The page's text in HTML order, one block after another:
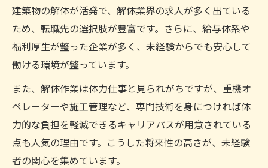
施工管理や重機オペレーターへの成長例
解体業で資格取得がキャリアに与える影響
未経験から始めるキャリア形成のポイント
札幌解体求人で描く将来のキャリアパス
安全と安心を重視した解体職の魅力を紐解く
安全対策が徹底された解体現場の魅力
札幌解体業界で選ばれる職場環境の特徴
安心して働ける解体職のサポート体制とは
建築物の解体が活発で、解体業界の求人が多く出ている
ため、転職先の選択肢が豊富です。さらに、給与体系や
福利厚生が整った企業が多く、未経験からでも安心して
働ける環境が整っています。
また、解体作業は体力仕事と見られがちですが、重機オ
ペレーターや施工管理など、専門技術を身につければ体
力的な負担を軽減できるキャリアパスが用意されている
点も人気の理由です。こうした将来性の高さが、未経験
者の関心を集めています。